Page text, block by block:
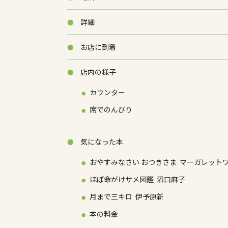
詳細
お店に到着
店内の様子
カウンター
席でのんびり
気になった本
おやすみなさい おつきさま マーガレット
ほぼ命がけサメ図鑑 沼口麻子
月まで三キロ 伊予原新
本の料金